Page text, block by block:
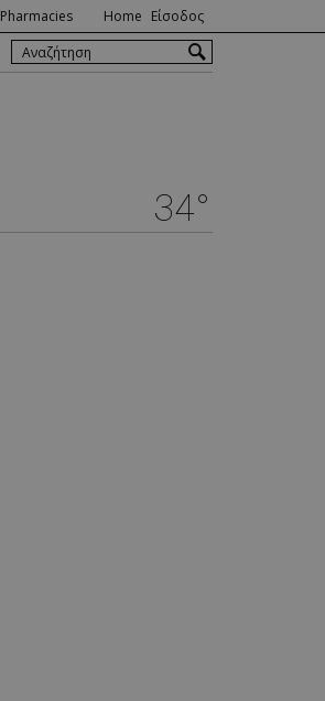
Pharmacies Home Είσοδος
34°